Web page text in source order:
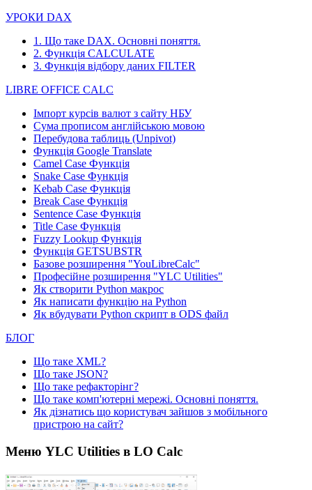
УРОКИ DAX
1. Що таке DAX. Основні поняття.
2. Функція CALCULATE
3. Функція відбору даних FILTER
LIBRE OFFICE CALC
Імпорт курсів валют з сайту НБУ
Сума прописом англійською мовою
Перебудова таблиць (Unpivot)
Функція Google Translate
Camel Case Функція
Snake Case Функція
Kebab Case Функція
Break Case Функція
Sentence Case Функція
Title Case Функція
Fuzzy Lookup Функція
Функція GETSUBSTR
Базове розширення "YouLibreCalc"
Професійне розширення "YLC Utilities"
Як створити Python макрос
Як написати функцію на Python
Як вбудувати Python скрипт в ODS файл
БЛОГ
Що таке XML?
Що таке JSON?
Що таке рефакторінг?
Що таке комп'ютерні мережі. Основні поняття.
Як дізнатись що користувач зайшов з мобільного
пристрою на сайт?
Меню YLC Utilities в LO Calc